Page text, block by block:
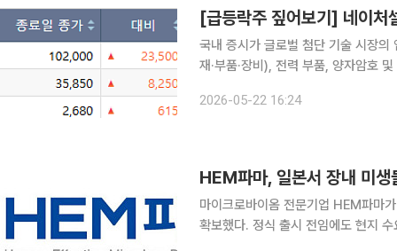
국내 증시가 글로벌 첨단 기술 시장
재·부품·장비), 전력 부품, 양자암호
다. 22일 코스피 시장에서 상한가를
2026-05-22 16:24
HEM파마, 일본서 장내 미
마이크로바이옴 전문기업 HEM파마
확보했다. 정식 출시 전임에도 현지